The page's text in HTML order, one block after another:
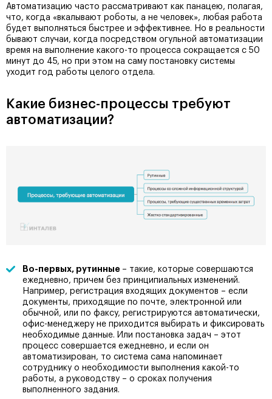
Автоматизацию часто рассматривают как панацею, полагая,
что, когда «вкалывают роботы, а не человек», любая работа
будет выполняться быстрее и эффективнее. Но в реальности
бывают случаи, когда посредством огульной автоматизации
время на выполнение какого-то процесса сокращается с 50
минут до 45, но при этом на саму постановку системы
уходит год работы целого отдела.
Какие бизнес-процессы требуют
автоматизации?
Во-первых, рутинные – такие, которые совершаются
ежедневно, причем без принципиальных изменений.
Например, регистрация входящих документов – если
документы, приходящие по почте, электронной или
обычной, или по факсу, регистрируются автоматически,
офис-менеджеру не приходится выбирать и фиксировать
необходимые данные. Или постановка задач – этот
процесс совершается ежедневно, и если он
автоматизирован, то система сама напоминает
сотруднику о необходимости выполнения какой-то
работы, а руководству – о сроках получения
выполненного задания.